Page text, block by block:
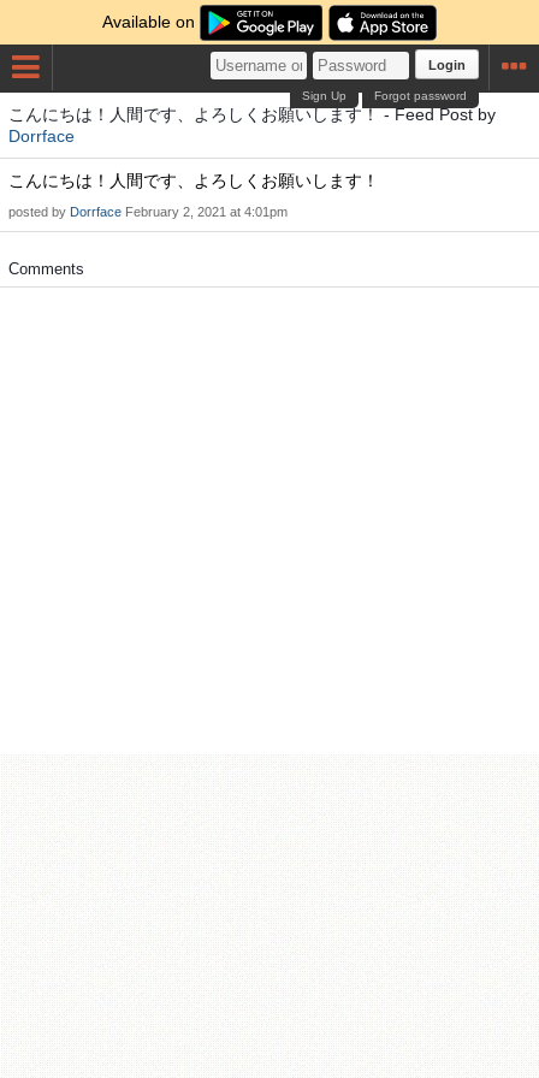
Available on
Login
Forgot password
Sign Up
こんにちは！人間です、よろしくお願いします！ - Feed Post by
Dorrface
こんにちは！人間です、よろしくお願いします！
posted by Dorrface February 2, 2021 at 4:01pm
Comments